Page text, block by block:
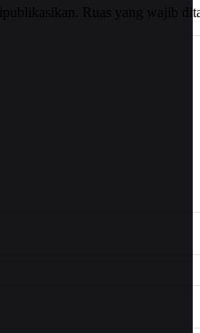
Ruas yang wajib